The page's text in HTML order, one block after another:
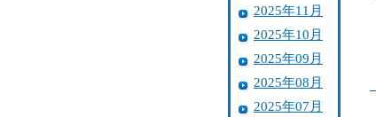
2025年11月
2025年10月
2025年09月
2025年08月
2025年07月